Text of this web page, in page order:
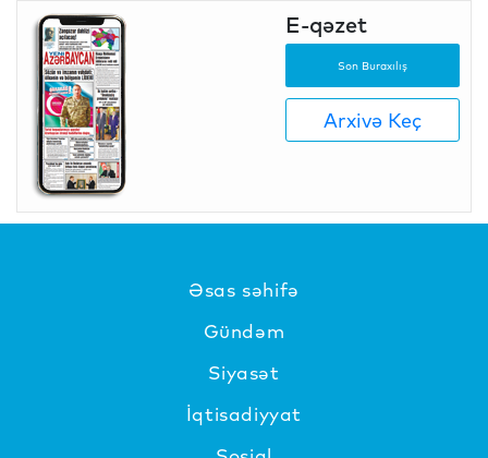
E-qəzet
Son Buraxılış
Arxivə Keç
Əsas səhifə
Gündəm
Siyasət
İqtisadiyyat